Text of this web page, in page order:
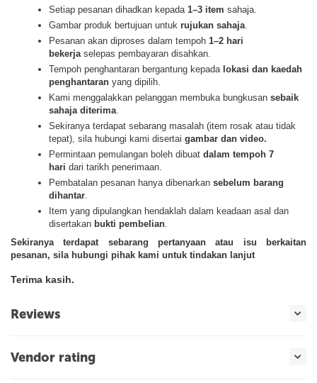
Setiap pesanan dihadkan kepada1–3 item sahaja.
Gambar produk bertujuan untukrujukan sahaja.
Pesanan akan diproses dalam tempoh1–2 hari
bekerjaselepas pembayaran disahkan.
Tempoh penghantaran bergantung kepada lokasi dan kaedah
penghantaran yang dipilih.
Kami menggalakkan pelanggan membuka bungkusansebaik
sahaja diterima.
Sekiranya terdapat sebarang masalah (item rosak atau tidak
tepat), sila hubungi kami disertaigambar dan video.
Permintaan pemulangan boleh dibuatdalam tempoh 7
hari dari tarikh penerimaan.
Pembatalan pesanan hanya dibenarkansebelum barang
dihantar.
Item yang dipulangkan hendaklah dalam keadaan asal dan
disertakan bukti pembelian.
Sekiranya terdapat sebarang pertanyaan atau isu berkaitan
pesanan, sila hubungi pihak kami untuk tindakan lanjut
Terima kasih.
Reviews
Vendor rating